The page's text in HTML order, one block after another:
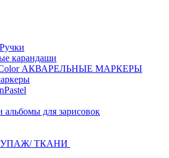
карандаши
Color АКВАРЕЛЬНЫЕ МАРКЕРЫ
альбомы для зарисовок
ТКАНИ